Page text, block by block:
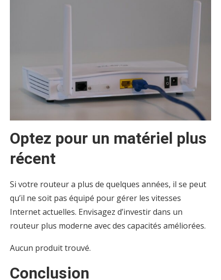
Optez pour un matériel plus
récent
Si votre routeur a plus de quelques années, il se peut
qu’il ne soit pas équipé pour gérer les vitesses
Internet actuelles. Envisagez d’investir dans un
routeur plus moderne avec des capacités améliorées.
Aucun produit trouvé.
Conclusion